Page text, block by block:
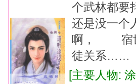
个武林都
还是没一
啊， 宿
徒关系……
[主要人物: